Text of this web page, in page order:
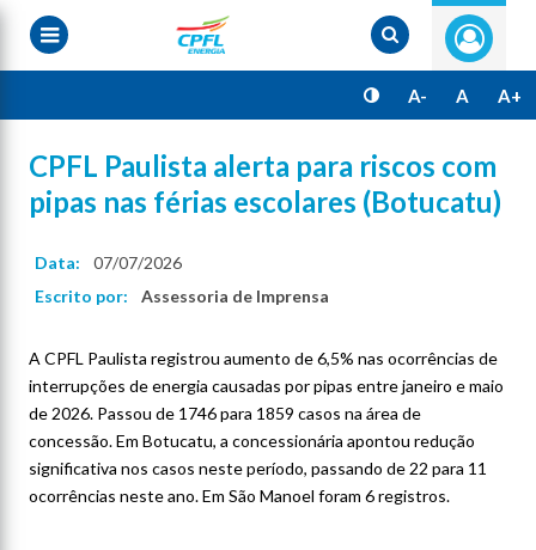
Pular
para
A- A A+
CPFL Paulista alerta para riscos com
pipas nas férias escolares (Botucatu)
Data:
07/07/2026
Escrito por:
Assessoria de Imprensa
A CPFL Paulista registrou aumento de 6,5% nas ocorrências de
interrupções de energia causadas por pipas entre janeiro e maio
de 2026. Passou de 1746 para 1859 casos na área de
concessão. Em Botucatu, a concessionária apontou redução
significativa nos casos neste período, passando de 22 para 11
ocorrências neste ano. Em São Manoel foram 6 registros.